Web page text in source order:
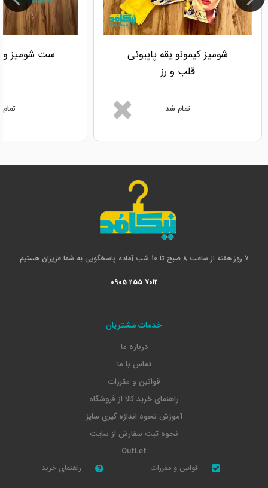
شومیز کیمونو یقه پاپیونی
قلب و رز
تمام شد
ست شومیز و
7 روز هفته از ساعت 8 صبح تا 10 شب آماده پاسخگویی به شما عزیزان هستیم
0905 255 7012
خدمات مشتریان
درباره ما
تماس با ما
قوانین و مقررات
راهنمای خرید کالا از فروشگاه
آموزش نحوه اندازه گیری سایز
نحوه ثبت سفارش از سایت
OutLet
قوانین و مقررات راهنمای خرید